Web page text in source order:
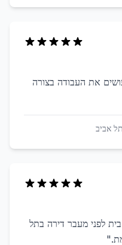
את העבודה בצורה
תל אביב
לפני מעבר דירה בתל
"